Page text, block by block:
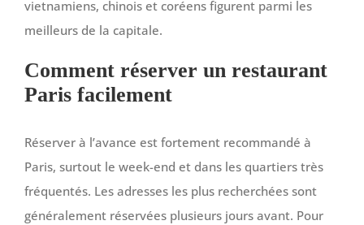
vietnamiens, chinois et coréens figurent parmi les
meilleurs de la capitale.
Comment réserver un restaurant
Paris facilement
Réserver à l’avance est fortement recommandé à
Paris, surtout le week-end et dans les quartiers très
fréquentés. Les adresses les plus recherchées sont
généralement réservées plusieurs jours avant. Pour